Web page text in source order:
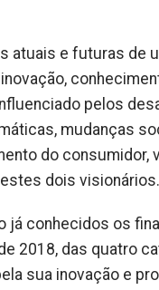
atuais e futuras de
pelos
mudanças
do consumidor,
dois visionários.
já conhecidos os
2018, das quatro
sua inovação e